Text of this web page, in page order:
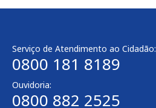
Serviço de Atendimento ao Cidadão:
0800 181 8189
Ouvidoria:
0800 882 2525